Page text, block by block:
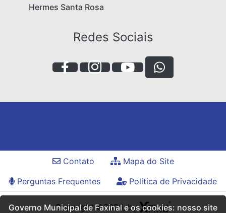
Hermes Santa Rosa
Redes Sociais
Contato
Mapa do Site
Perguntas Frequentes
Política de Privacidade
Copyright ©2026, by
Governo Municipal de Faxinal e os cookies: nosso site